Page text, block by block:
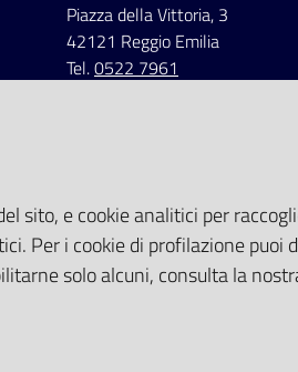
Piazza della Vittoria, 3
42121 Reggio Emilia
Tel.0522 7961
sito, e cookie analitici per
Per i cookie di profilazione puoi
solo alcuni, consulta la